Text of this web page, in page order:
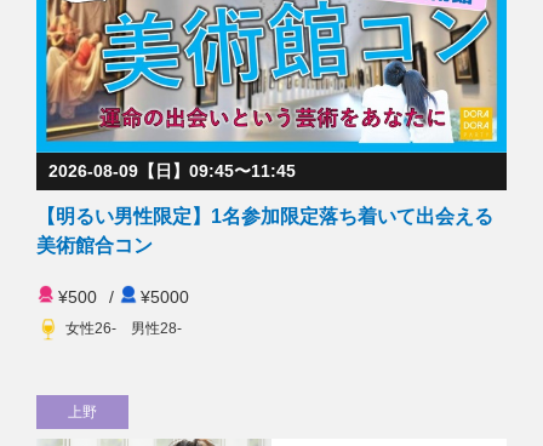
2026-08-09【日】09:45〜11:45
【明るい男性限定】1名参加限定落ち着いて出会える
美術館合コン
¥500 / ¥5000
女性26- 男性28-
上野